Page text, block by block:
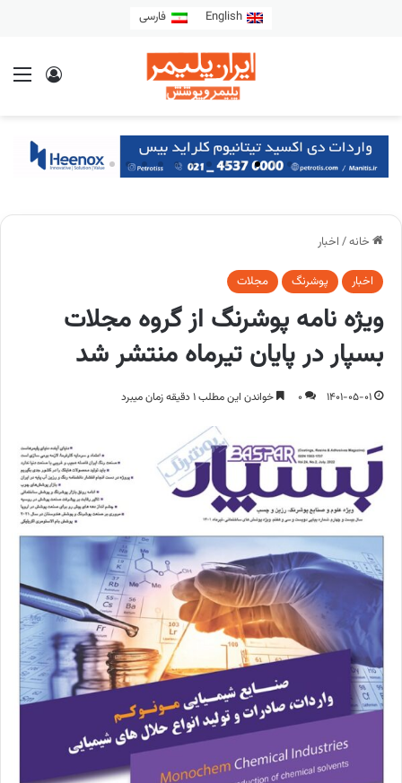
English فارسی
خانه/ اخبار
اخبار پوشرنگ مجلات
ویژه نامه پوشرنگ از گروه مجلات
بسپار در پایان تیرماه منتشر شد
1401-05-01
0 خواندن این مطلب 1 دقیقه زمان میبرد